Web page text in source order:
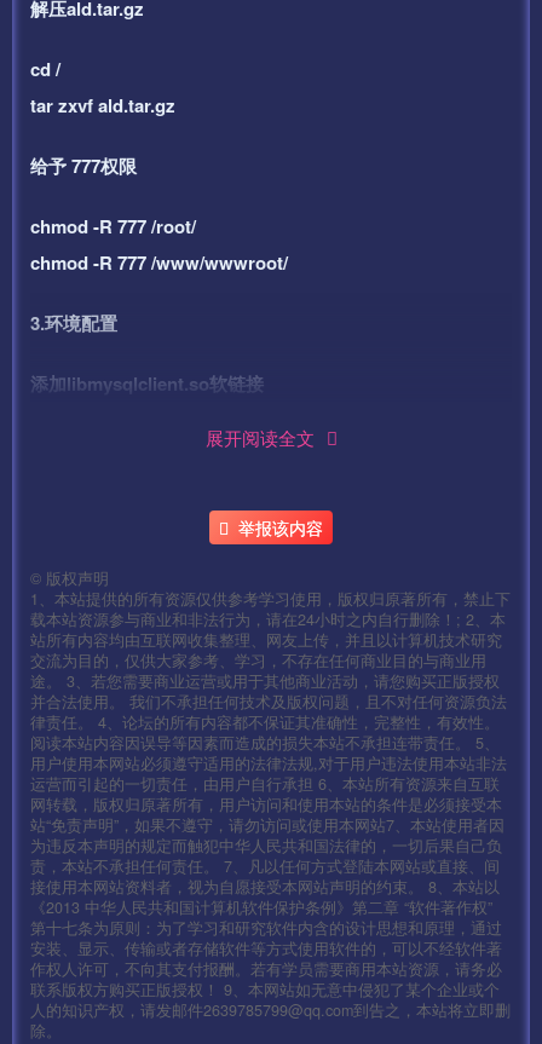
解压ald.tar.gz
cd /
tar zxvf ald.tar.gz
给予 777权限
chmod -R 777 /root/
chmod -R 777 /www/wwwroot/
3.环境配置
添加libmysqlclient.so软链接
ln -s /www/server/mysql/lib/libmysqlclient.so
安装gcc5.2环境
cd /root
wget –no-check-certificate
https://copr.fedoraproject.org/coprs/hhorak/devtoolset-4-
rebuild-bootstrap/repo/epel-6/hhorak-devtoolset-4-
rebuild-bootstrap-epel-6.repo -O
/etc/yum.repos.d/devtoolset-4.repo
上面是一条命令！！！全部复制粘贴！
yum install compat-libgmp-4.3.1-1.sl7.x86_64.rpm -y
yum install compat-libmpfr-2.4.1-1.sl7.x86_64.rpm -y
展开阅读全文
举报该内容
© 版权声明
1、本站提供的所有资源仅供参考学习使用，版权归原著所有，禁止下
载本站资源参与商业和非法行为，请在24小时之内自行删除！; 2、本
站所有内容均由互联网收集整理、网友上传，并且以计算机技术研究
交流为目的，仅供大家参考、学习，不存在任何商业目的与商业用
途。 3、若您需要商业运营或用于其他商业活动，请您购买正版授权
并合法使用。 我们不承担任何技术及版权问题，且不对任何资源负法
律责任。 4、论坛的所有内容都不保证其准确性，完整性，有效性。
阅读本站内容因误导等因素而造成的损失本站不承担连带责任。 5、
用户使用本网站必须遵守适用的法律法规,对于用户违法使用本站非法
运营而引起的一切责任，由用户自行承担 6、本站所有资源来自互联
网转载，版权归原著所有，用户访问和使用本站的条件是必须接受本
站“免责声明”，如果不遵守，请勿访问或使用本网站7、本站使用者因
为违反本声明的规定而触犯中华人民共和国法律的，一切后果自己负
责，本站不承担任何责任。 7、凡以任何方式登陆本网站或直接、间
接使用本网站资料者，视为自愿接受本网站声明的约束。 8、本站以
《2013 中华人民共和国计算机软件保护条例》第二章 “软件著作权”
第十七条为原则：为了学习和研究软件内含的设计思想和原理，通过
安装、显示、传输或者存储软件等方式使用软件的，可以不经软件著
作权人许可，不向其支付报酬。若有学员需要商用本站资源，请务必
联系版权方购买正版授权！ 9、本网站如无意中侵犯了某个企业或个
人的知识产权，请发邮件2639785799@qq.com到告之，本站将立即删
除。